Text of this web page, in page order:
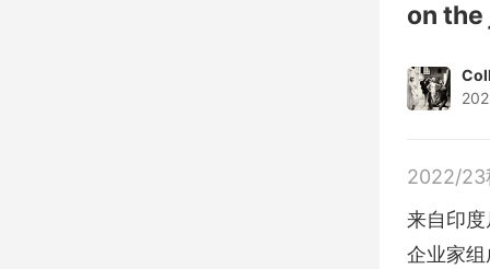
on the
2022/23
来自印
企业家